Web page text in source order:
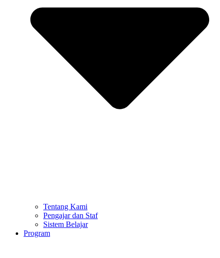
Tentang Kami
Pengajar dan Staf
Sistem Belajar
Program